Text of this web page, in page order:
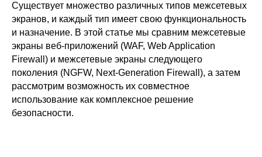
Существует множество различных типов межсетевых
экранов, и каждый тип имеет свою функциональность
и назначение. В этой статье мы сравним межсетевые
экраны веб-приложений (WAF, Web Application
Firewall) и межсетевые экраны следующего
поколения (NGFW, Next-Generation Firewall), а затем
рассмотрим возможность их совместное
использование как комплексное решение
безопасности.